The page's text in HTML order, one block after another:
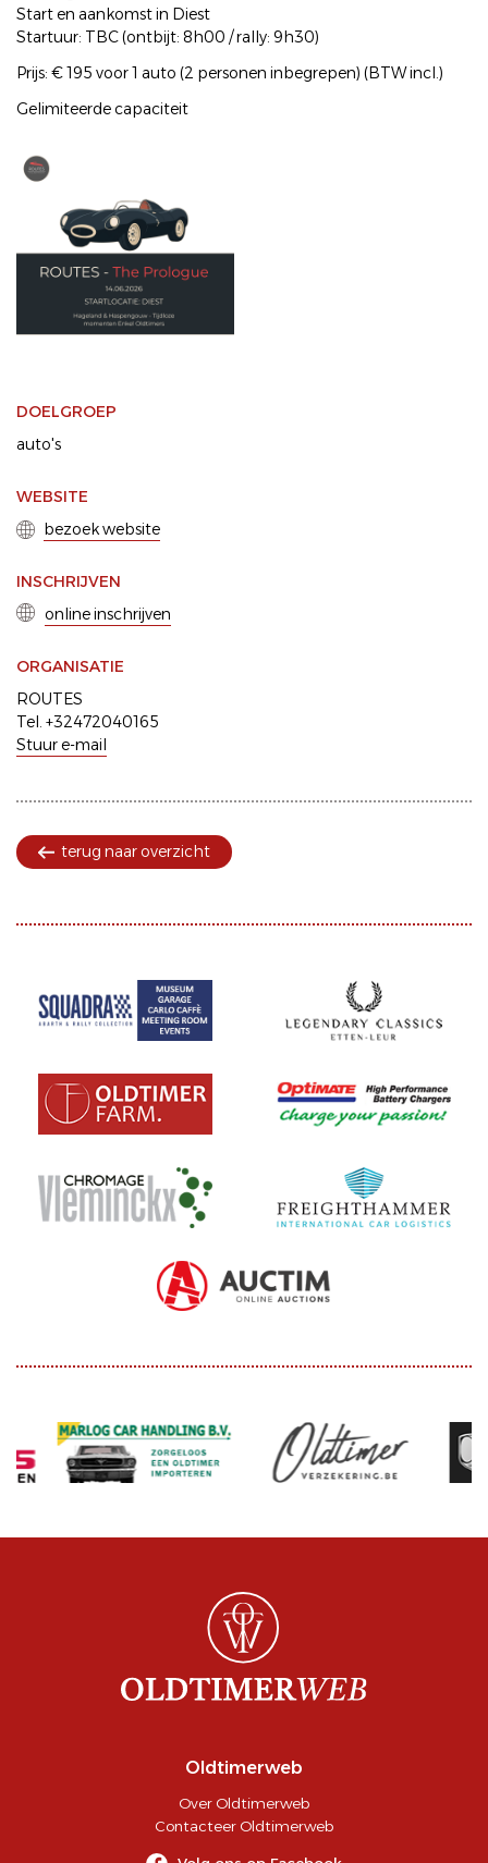
Start en aankomst in Diest
Startuur: TBC (ontbijt: 8h00 / rally: 9h30)
Prijs: € 195 voor 1 auto (2 personen inbegrepen) (BTW incl.)
Gelimiteerde capaciteit
DOELGROEP
auto's
WEBSITE
bezoek website
INSCHRIJVEN
online inschrijven
ORGANISATIE
ROUTES
Tel. +32472040165
Stuur e-mail
terug naar overzicht
Oldtimerweb
Over Oldtimerweb
Contacteer Oldtimerweb